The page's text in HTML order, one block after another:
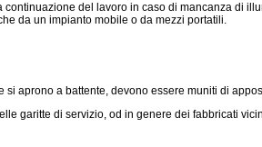
del lavoro in caso di mancanza di
da un impianto mobile o da mezzi portatili.
aprono a battente, devono essere muniti di
garitte di servizio, od in genere dei fabbricati